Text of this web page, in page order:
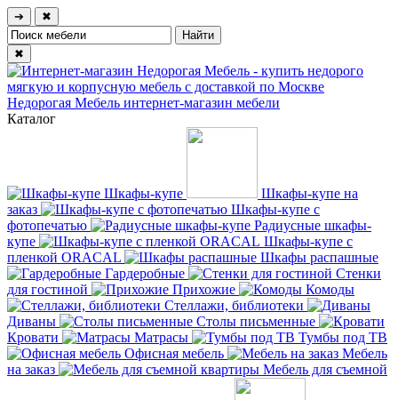
➔ ✖
✖
Недорогая Мебель интернет-магазин мебели
Каталог
Шкафы-купе
Шкафы-купе на
заказ
Шкафы-купе с
фотопечатью
Радиусные шкафы-
купе
Шкафы-купе с
пленкой ORACAL
Шкафы распашные
Гардеробные
Стенки
для гостиной
Прихожие
Комоды
Стеллажи, библиотеки
Диваны
Столы письменные
Кровати
Матрасы
Тумбы под ТВ
Офисная мебель
Мебель
на заказ
Мебель для съемной